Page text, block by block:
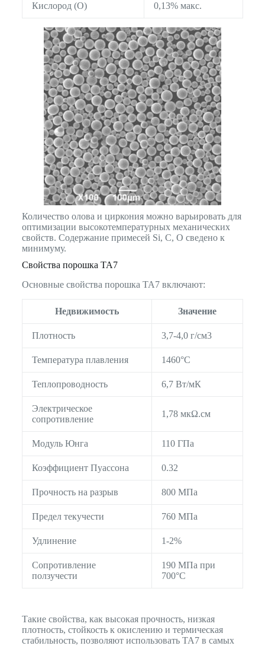
Кислород (O) 0,13% макс.
Количество олова и циркония можно варьировать для
оптимизации высокотемпературных механических
свойств. Содержание примесей Si, C, O сведено к
минимуму.
Свойства порошка TA7
Основные свойства порошка TA7 включают:
Недвижимость Значение
Плотность 3,7-4,0 г/см3
Температура плавления 1460°C
Теплопроводность 6,7 Вт/мК
Электрическое
сопротивление
1,78 мкΩ.см
Модуль Юнга 110 ГПа
Коэффициент Пуассона 0.32
Прочность на разрыв 800 МПа
Предел текучести 760 МПа
Удлинение 1-2%
Сопротивление
ползучести
190 МПа при
700°C
Такие свойства, как высокая прочность, низкая
плотность, стойкость к окислению и термическая
стабильность, позволяют использовать TA7 в самых